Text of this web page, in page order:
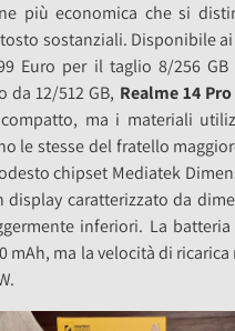
più economica che si
sostanziali. Disponibile
Euro per il taglio 8/256 GB
da 12/512 GB, Realme 14 Pro
ma i materiali
le stesse del fratello
chipset Mediatek
display caratterizzato da
inferiori. La
mAh, ma la velocità di ricarica